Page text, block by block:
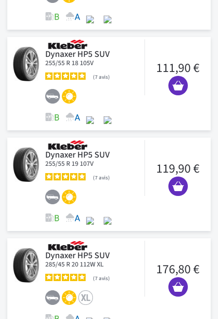
Dynaxer HP5 SUV
255/55 R 18 105V
7 avis
111,90 €
Dynaxer HP5 SUV
255/55 R 19 107V
7 avis
119,90 €
Dynaxer HP5 SUV
285/45 R 20 112W XL
7 avis
176,80 €